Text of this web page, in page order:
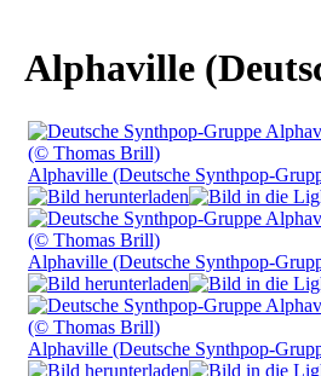
Alphaville
Alphaville (Deutsche Synthpop-
Alphaville (Deutsche Synthpop-
Alphaville (Deutsche Synthpop-